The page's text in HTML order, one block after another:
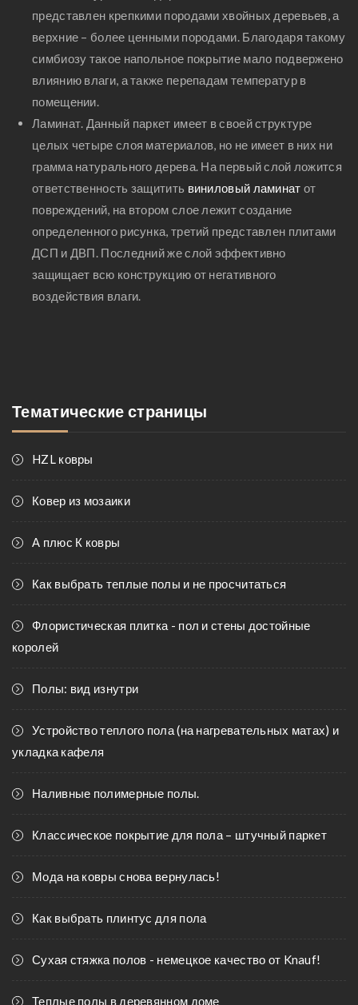
представлен крепкими породами хвойных деревьев, а
верхние – более ценными породами. Благодаря такому
симбиозу такое напольное покрытие мало подвержено
влиянию влаги, а также перепадам температур в
помещении.
Ламинат. Данный паркет имеет в своей структуре
целых четыре слоя материалов, но не имеет в них ни
грамма натурального дерева. На первый слой ложится
ответственность защитить виниловый ламинат от
повреждений, на втором слое лежит создание
определенного рисунка, третий представлен плитами
ДСП и ДВП. Последний же слой эффективно
защищает всю конструкцию от негативного
воздействия влаги.
Тематические страницы
HZL ковры
Ковер из мозаики
А плюс К ковры
Как выбрать теплые полы и не просчитаться
Флористическая плитка - пол и стены достойные
королей
Полы: вид изнутри
Устройство теплого пола (на нагревательных матах) и
укладка кафеля
Наливные полимерные полы.
Классическое покрытие для пола – штучный паркет
Мода на ковры снова вернулась!
Как выбрать плинтус для пола
Сухая стяжка полов - немецкое качество от Knauf!
Теплые полы в деревянном доме